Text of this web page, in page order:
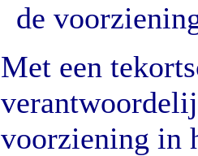
de
Met een
voorziening in